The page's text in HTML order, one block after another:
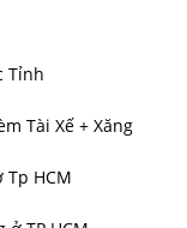
Tỉnh
Tài Xế + Xăng
Tp HCM